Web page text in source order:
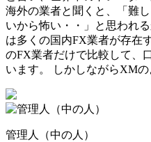
海外の業者と聞くと、「難
いから怖い・・」と思われ
は多くの国内FX業者が存在
のFX業者だけで比較して、
います。 しかしながらXM
管理人（中の人）